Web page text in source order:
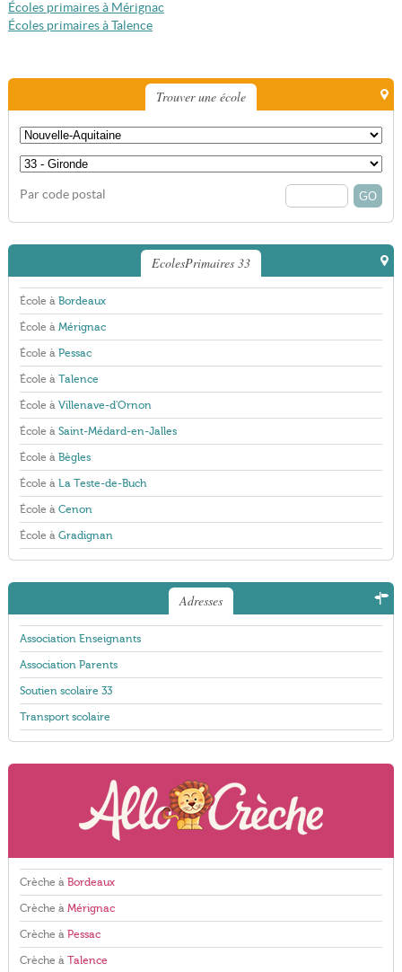
Écoles primaires à Mérignac
Écoles primaires à Talence
Trouver une école
Par code postal
EcolesPrimaires 33
École à Bordeaux
École à Mérignac
École à Pessac
École à Talence
École à Villenave-d'Ornon
École à Saint-Médard-en-Jalles
École à Bègles
École à La Teste-de-Buch
École à Cenon
École à Gradignan
Adresses
Association Enseignants
Association Parents
Soutien scolaire 33
Transport scolaire
Crèche à Bordeaux
Crèche à Mérignac
Crèche à Pessac
Crèche à Talence